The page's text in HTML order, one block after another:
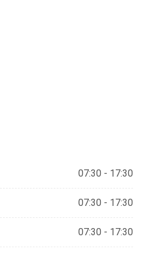
07:30 - 17:30
07:30 - 17:30
07:30 - 17:30